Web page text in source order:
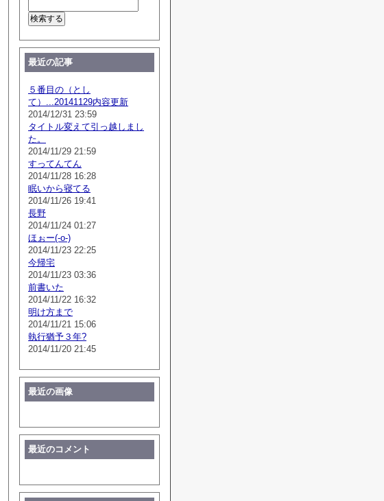
最近の記事
５番目の（とし
て）...20141129内容更新
2014/12/31 23:59
タイトル変えて引っ越しまし
た。
2014/11/29 21:59
すってんてん
2014/11/28 16:28
眠いから寝てる
2014/11/26 19:41
長野
2014/11/24 01:27
ほぉー(-o-)
2014/11/23 22:25
今帰宅
2014/11/23 03:36
前書いた
2014/11/22 16:32
明け方まで
2014/11/21 15:06
執行猶予３年?
2014/11/20 21:45
最近の画像
最近のコメント